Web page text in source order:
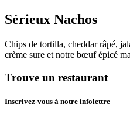
Sérieux Nachos
Chips de tortilla, cheddar râpé,
crème sure et notre bœuf épicé
Trouve un restaurant
Inscrivez-vous à notre infolettre